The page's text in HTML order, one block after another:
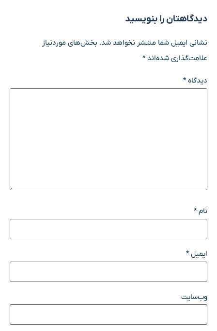
دیدگاهتان را بنویسید
نشانی ایمیل شما منتشر نخواهد شد. بخش‌های موردنیاز
علامت‌گذاری شده‌اند*
دیدگاه*
نام*
ایمیل*
وب‌سایت